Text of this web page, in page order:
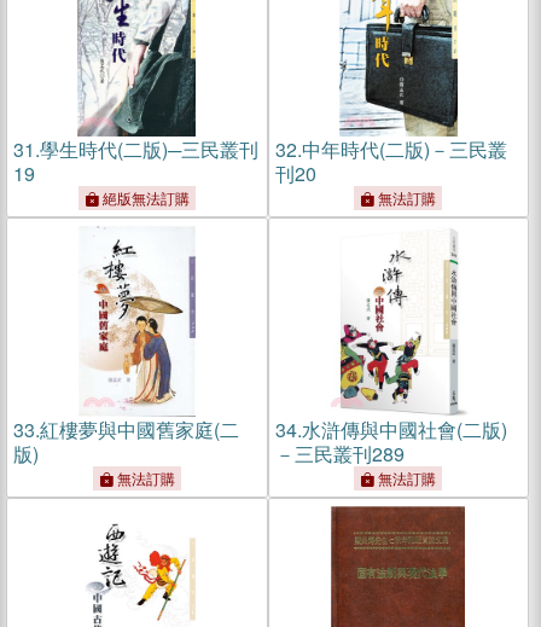
31.學生時代(二版)─三民叢刊
19
絕版無法訂購
32.中年時代(二版)－三民叢
刊20
無法訂購
33.紅樓夢與中國舊家庭(二
版)
無法訂購
34.水滸傳與中國社會(二版)
－三民叢刊289
無法訂購